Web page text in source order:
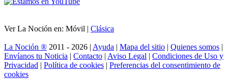
Ver La Noción en: Móvil | Clásica
La Noción ® 2011 - 2026 | Ayuda | Mapa del sitio | Quienes somos |
Envíanos tu Noticia | Contacto | Aviso Legal | Condiciones de Uso y
Privacidad | Política de cookies | Preferencias del consentimiento de
cookies